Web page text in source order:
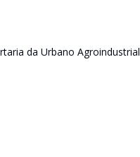
da Urbano Agroindustrial